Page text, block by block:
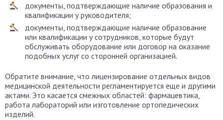
документы, подтверждающие наличие образования и
квалификации у руководителя;
документы, подтверждающие наличие образование
или квалификации у сотрудников, которые будут
обслуживать оборудование или договор на оказание
подобных услуг со сторонней организацией.
Обратите внимание, что лицензирование отдельных видов
медицинской деятельности регламентируется еще и другими
актами. Это касается смежных областей: фармацевтика,
работа лабораторий или изготовление ортопедических
изделий.